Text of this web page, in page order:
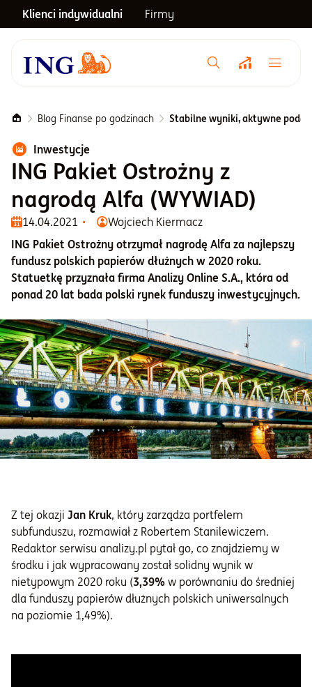
Klienci indywidualni Firmy
Menu główne
Notowania
Emerytura
Inwestycje
Blog
Centrum pomocy
Informacje i dokumenty
O nas
Otwórz konto
Blog Finanse po godzinach Stabilne wyniki, aktywne
Inwestycje
ING Pakiet Ostrożny z
nagrodą Alfa (WYWIAD)
14.04.2021
Wojciech Kiermacz
ING Pakiet Ostrożny otrzymał nagrodę Alfa za najlepszy
fundusz polskich papierów dłużnych w 2020 roku.
Statuetkę przyznała firma Analizy Online S.A., która od
ponad 20 lat bada polski rynek funduszy inwestycyjnych.
Z tej okazji Jan Kruk, który zarządza portfelem
subfunduszu, rozmawiał z Robertem Stanilewiczem.
Redaktor serwisu analizy.pl pytał go, co znajdziemy w
środku i jak wypracowany został solidny wynik w
nietypowym 2020 roku (3,39% w porównaniu do średniej
dla funduszy papierów dłużnych polskich uniwersalnych
na poziomie 1,49%).